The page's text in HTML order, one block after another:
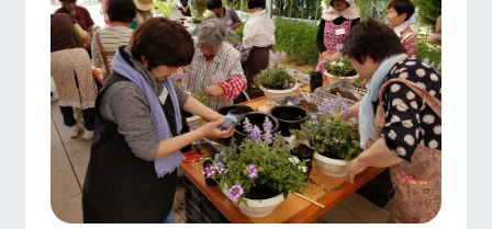
営業時
フラワー
ガーデン
花のある美しい
自然環境の中、
季節の移り変わ
りを存分に味わ
動物とふ
れあう
触れて、感じ
て、学ぶ。館ヶ
森の雄大な自然
なかで動物とふ
れあう
アクティ
ビティ／
体験
ツリーハウスや
各種体験教室な
ど、楽しみなが
ら学べる様々な
アクティビティ
生産品を見る
ArkFarm Wedding
お知らせ
ブログ
今日の牧場 牧場の楽しみ方